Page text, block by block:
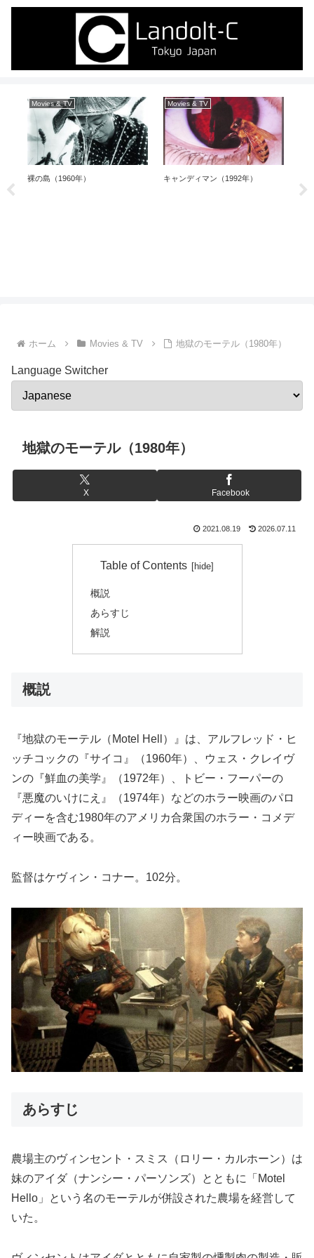
Movies & TV
裸の島（1960年）
Movies & TV
キャンディマン（1992年）
（
ホーム Movies & TV 地獄のモーテル（1980年）
Language Switcher
地獄のモーテル（1980年）
X Facebook
2021.08.19 2026.07.11
Table of Contents
概説
あらすじ
解説
概説
『地獄のモーテル（Motel Hell）』は、アルフレッド・ヒ
ッチコックの『サイコ』（1960年）、ウェス・クレイヴ
ンの『鮮血の美学』（1972年）、トビー・フーパーの
『悪魔のいけにえ』（1974年）などのホラー映画のパロ
ディーを含む1980年のアメリカ合衆国のホラー・コメデ
ィー映画である。
監督はケヴィン・コナー。102分。
あらすじ
農場主のヴィンセント・スミス（ロリー・カルホーン）は
妹のアイダ（ナンシー・パーソンズ）とともに「Motel
Hello」という名のモーテルが併設された農場を経営して
いた。